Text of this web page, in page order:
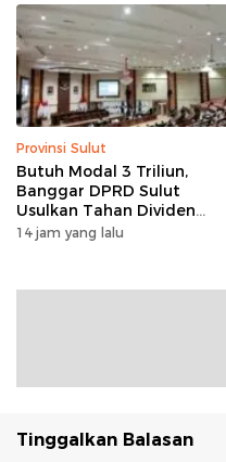
Provinsi Sulut
Butuh Modal 3 Triliun,
Banggar DPRD Sulut
Usulkan Tahan Dividen
Rp79 Miliar untuk Perkuat
14 jam yang lalu
Tinggalkan Balasan